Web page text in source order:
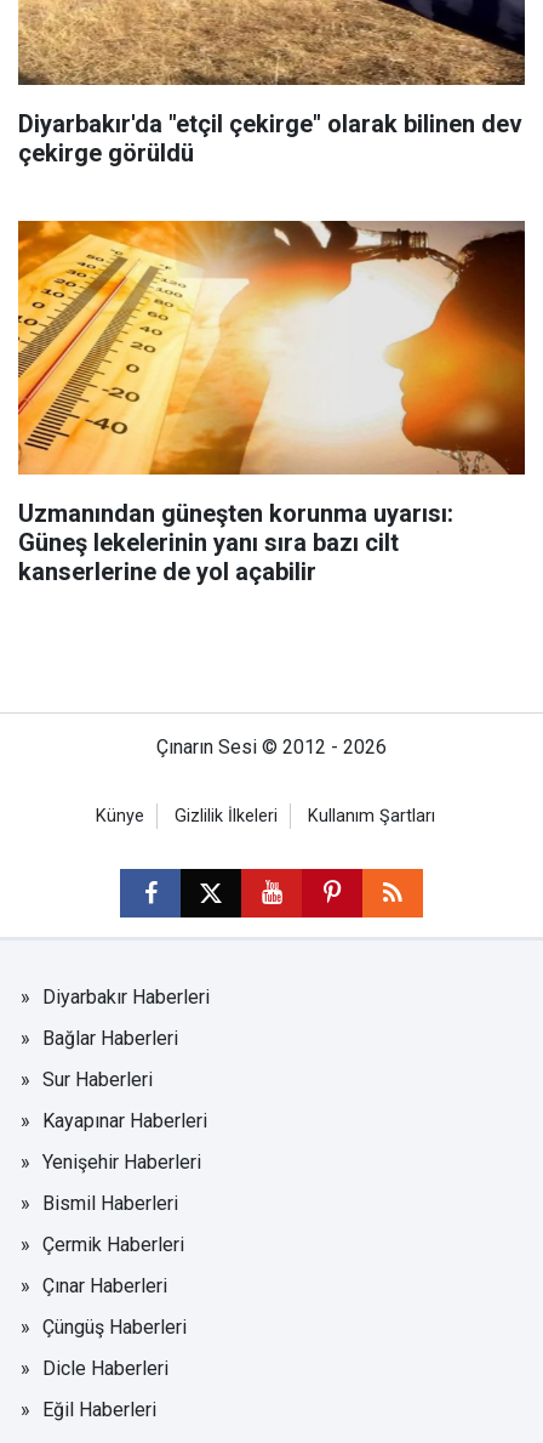
Diyarbakır'da "etçil çekirge" olarak bilinen dev
çekirge görüldü
Uzmanından güneşten korunma uyarısı:
Güneş lekelerinin yanı sıra bazı cilt
kanserlerine de yol açabilir
Çınarın Sesi © 2012 - 2026
Künye Gizlilik İlkeleri Kullanım Şartları
Diyarbakır Haberleri
Bağlar Haberleri
Sur Haberleri
Kayapınar Haberleri
Yenişehir Haberleri
Bismil Haberleri
Çermik Haberleri
Çınar Haberleri
Çüngüş Haberleri
Dicle Haberleri
Eğil Haberleri